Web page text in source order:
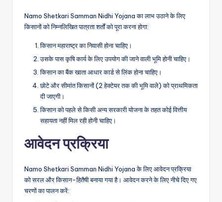
Namo Shetkari Samman Nidhi Yojana का लाभ उठाने के लिए
किसानों को निम्नलिखित पात्रता शर्तों को पूरा करना होगा:
किसान महाराष्ट्र का निवासी होना चाहिए।
उसके पास कृषि कार्य के लिए उपयोग की जाने वाली भूमि होनी चाहिए।
किसान का बैंक खाता आधार कार्ड से लिंक होना चाहिए।
छोटे और सीमांत किसानों (2 हेक्टेयर तक की भूमि वाले) को प्राथमिकता
दी जाएगी।
किसान को पहले से किसी अन्य सरकारी योजना के तहत कोई वित्तीय
सहायता नहीं मिल रही होनी चाहिए।
आवेदन प्रक्रिया
Namo Shetkari Samman Nidhi Yojana के लिए आवेदन प्रक्रिया
को सरल और किसान-हितैषी बनाया गया है। आवेदन करने के लिए नीचे दिए गए
चरणों का पालन करें: